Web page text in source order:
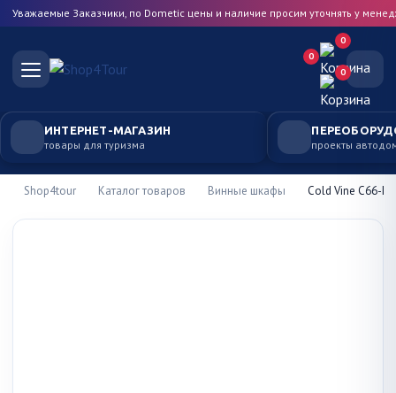
Уважаемые Заказчики, по Dometic цены и наличие просим уточнять у
0
0
0
ИНТЕРНЕТ-МАГАЗИН
товары для туризма проекты
Shop4tour Каталог товаров Винные шкафы Cold Vine C66-